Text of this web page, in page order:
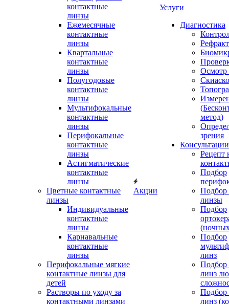
контактные
линзы
Ежемесячные
контактные
линзы
Квартальные
контактные
линзы
Полугодовые
контактные
линзы
Мультифокальные
контактные
линзы
Перифокальные
контактные
линзы
Астигматические
контактные
линзы
Цветные контактные
линзы
Индивидуальные
контактные
линзы
Карнавальные
контактные
линзы
Перифокальные мягкие
контактные линзы для
детей
Растворы по уходу за
контактными линзами
Акции
Услуги
Диагностика
Осмотр
метод)
зрения
Рецепт
Подбор
Подбор
линзы
Подбор
Подбор
линз
Подбор
линз
Подбор
линз